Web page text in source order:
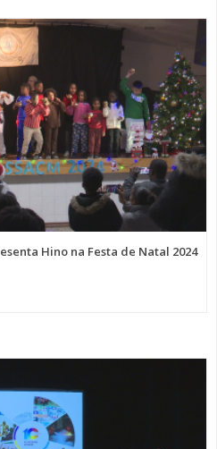
Hino na Festa de Natal 2024